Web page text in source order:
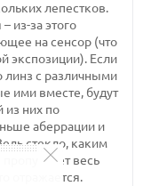
лепестков.
из-за этого
на сенсор (что
экспозиции). Если
линз с различными
ими вместе, будут
из них по
аберрации и
стекло, каким
весь
отражается.